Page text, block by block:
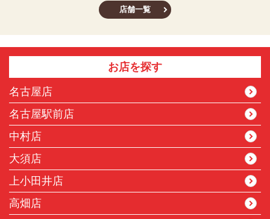
店舗一覧
お店を探す
名古屋店
名古屋駅前店
中村店
大須店
上小田井店
高畑店